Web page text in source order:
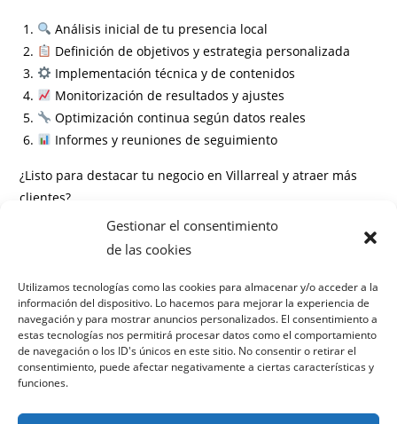
Gestionar el consentimiento
de las cookies
Utilizamos tecnologías como las cookies para almacenar y/o acceder a la
información del dispositivo. Lo hacemos para mejorar la experiencia de
navegación y para mostrar anuncios personalizados. El consentimiento a
estas tecnologías nos permitirá procesar datos como el comportamiento
de navegación o los ID's únicos en este sitio. No consentir o retirar el
consentimiento, puede afectar negativamente a ciertas características y
funciones.
Análisis inicial de tu presencia local
Definición de objetivos y estrategia personalizada
Implementación técnica y de contenidos
Monitorización de resultados y ajustes
Optimización continua según datos reales
Informes y reuniones de seguimiento
¿Listo para destacar tu negocio en Villarreal y atraer más
clientes?
¿Cuánto tiempo tarda en verse el impacto del SEO local?
¿Es necesario tener una página web profesional?
¿Cuánto cuesta el servicio de SEO local en Villarreal?
¿Solo trabajan con negocios en Villarreal?